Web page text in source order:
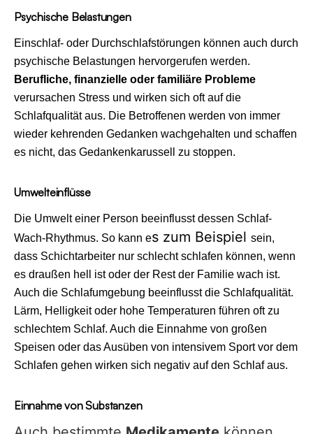
Psychische Belastungen
Einschlaf- oder Durchschlafstörungen können auch durch
psychische Belastungen hervorgerufen werden.
Berufliche, finanzielle oder familiäre Probleme
verursachen Stress und wirken sich oft auf die
Schlafqualität aus. Die Betroffenen werden von immer
wieder kehrenden Gedanken wachgehalten und schaffen
es nicht, das Gedankenkarussell zu stoppen.
Umwelteinflüsse
Die Umwelt einer Person beeinflusst dessen Schlaf-
Wach-Rhythmus. So kann es zum Beispiel sein,
dass Schichtarbeiter nur schlecht schlafen können, wenn
es draußen hell ist oder der Rest der Familie wach ist.
Auch die Schlafumgebung beeinflusst die Schlafqualität.
Lärm, Helligkeit oder hohe Temperaturen führen oft zu
schlechtem Schlaf. Auch die Einnahme von großen
Speisen oder das Ausüben von intensivem Sport vor dem
Schlafen gehen wirken sich negativ auf den Schlaf aus.
Einnahme von Substanzen